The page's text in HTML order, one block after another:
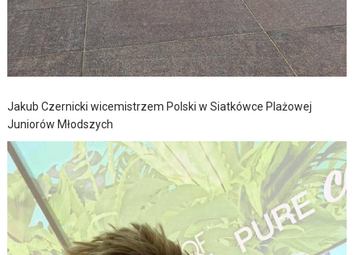
Jakub Czernicki wicemistrzem Polski w Siatkówce Plażowej
Juniorów Młodszych